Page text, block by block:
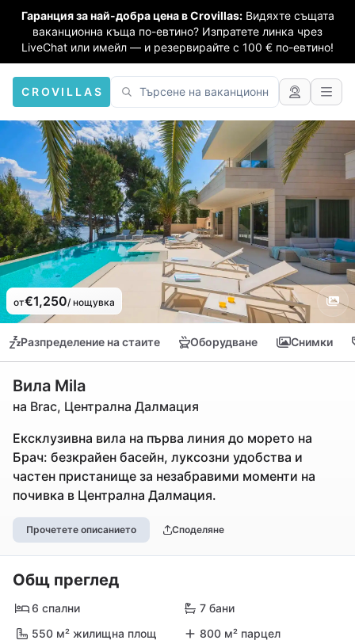
Гаранция за най-добра цена в Crovillas: Видяхте същата
ваканционна къща по-евтино? Изпратете линка чрез
LiveChat или имейл — и резервирайте с 100 € по-евтино!
CROVILLAS
от€1,250/ нощувка
Разпределение на стаите Оборудване Снимки
Вила Mila
на Brac, Централна Далмация
Ексклузивна вила на първа линия до морето на
Брач: безкрайен басейн, луксозни удобства и
частен пристанище за незабравими моменти на
почивка в Централна Далмация.
Прочетете описанието Споделяне
Общ преглед
6 спални
7 бани
550 м² жилищна площ
800 м² парцел